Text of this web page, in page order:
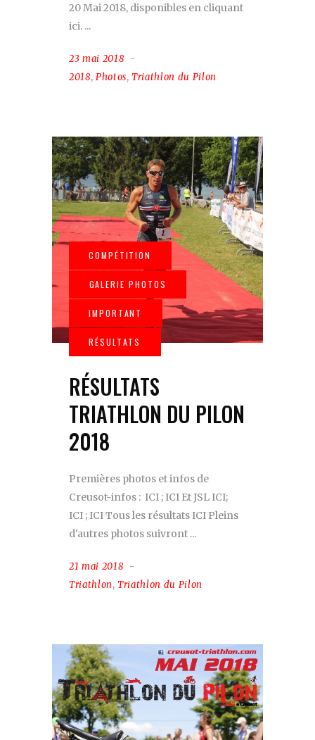
20 Mai 2018, disponibles en cliquant
ici.
23 mai 2018
2018, Photos,Triathlon du Pilon
RÉSULTATS
TRIATHLON DU PILON
2018
Premières photos et infos de
Creusot-infos : ICI ; ICI Et JSL ICI;
ICI ; ICI Tous les résultats ICI Pleins
d'autres photos suivront
21 mai 2018
Triathlon,Triathlon du Pilon